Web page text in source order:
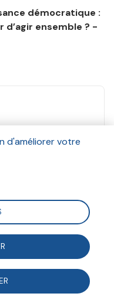
démocratique :
ensemble ? -
rebaptisé loi
de la République,
nationale.
d'améliorer votre